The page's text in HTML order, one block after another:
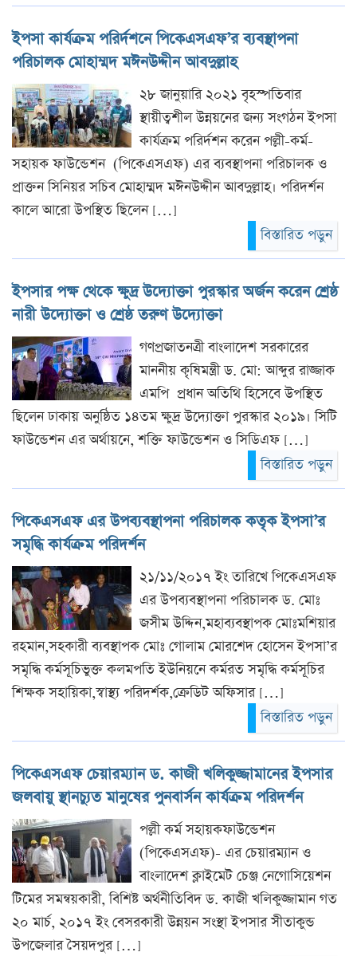
ইপসা কার্যক্রম পরির্দশনে পিকেএসএফ’র ব্যবস্থাপনা
পরিচালক মোহাম্মদ মঈনউদ্দীন আবদুল্লাহ
২৮ জানুয়ারি ২০২১ বৃহস্পতিবার
স্থায়ীত্বশীল উন্নয়নের জন্য সংগঠন ইপসা
কার্যক্রম পরির্দশন করেন পল্লী-কর্ম-
সহায়ক ফাউন্ডেশন (পিকেএসএফ) এর ব্যবস্থাপনা পরিচালক ও
প্রাক্তন সিনিয়র সচিব মোহাম্মদ মঈনউদ্দীন আবদুল্লাহ। পরিদর্শন
কালে আরো উপস্থিত ছিলেন […]
বিস্তারিত পড়ুন
ইপসার পক্ষ থেকে ক্ষুদ্র উদ্যোক্তা পুরস্কার অর্জন করেন শ্রেষ্ঠ
নারী উদ্যোক্তা ও শ্রেষ্ঠ তরুণ উদ্যোক্তা
গণপ্রজাতনত্রী বাংলাদেশ সরকারের
মাননীয় কৃষিমন্ত্রী ড. মো: আব্দুর রাজ্জাক
এমপি প্রধান অতিথি হিসেবে উপস্থিত
ছিলেন ঢাকায় অনুষ্ঠিত ১৪তম ক্ষুদ্র উদ্যোক্তা পুরস্কার ২০১৯। সিটি
ফাউন্ডেশন এর অর্থায়নে, শক্তি ফাউন্ডেশন ও সিডিএফ […]
বিস্তারিত পড়ুন
পিকেএসএফ এর উপব্যবস্থাপনা পরিচালক কতৃক ইপসা’র
সমৃদ্ধি কার্যক্রম পরিদর্শন
২১/১১/২০১৭ ইং তারিখে পিকেএসএফ
এর উপব্যবস্থাপনা পরিচালক ড. মোঃ
জসীম উদ্দিন,মহাব্যবস্থাপক মোঃমশিয়ার
রহমান,সহকারী ব্যবস্থাপক মোঃ গোলাম মোরশেদ হোসেন ইপসা’র
সমৃদ্ধি কর্মসূচিভুক্ত কলমপতি ইউনিয়নে কর্মরত সমৃদ্ধি কর্মসূচির
শিক্ষক সহায়িকা,স্বাস্থ্য পরিদর্শক,ক্রেডিট অফিসার […]
বিস্তারিত পড়ুন
পিকেএসএফ চেয়ারম্যান ড. কাজী খলিকুজ্জামানের ইপসার
জলবায়ু স্থানচ্যুত মানুষের পুনবার্সন কার্যক্রম পরিদর্শন
পল্লী কর্ম সহায়কফাউন্ডেশন
(পিকেএসএফ)- এর চেয়ারম্যান ও
বাংলাদেশ ক্লাইমেট চেঞ্জ নেগোসিয়েশন
টিমের সমন্বয়কারী, বিশিষ্ট অর্থনীতিবিদ ড. কাজী খলিকুজ্জামান গত
২০ মার্চ, ২০১৭ ইং বেসরকারী উন্নয়ন সংস্থা ইপসার সীতাকুন্ড
উপজেলার সৈয়দপুর […]